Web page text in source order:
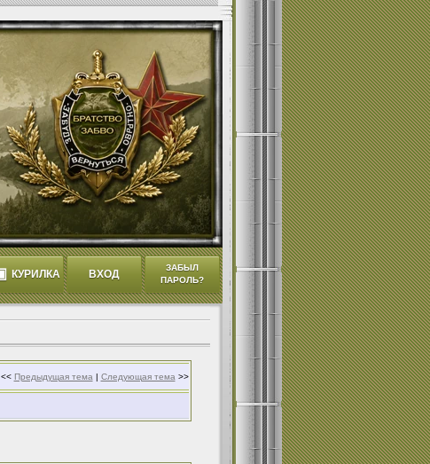
КУРИЛКА ВХОД
ЗАБЫЛ
ПАРОЛЬ?
<< Предыдущая тема | Следующая тема >>